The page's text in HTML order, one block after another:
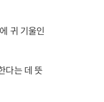
귀 기울인
다는 데 뜻